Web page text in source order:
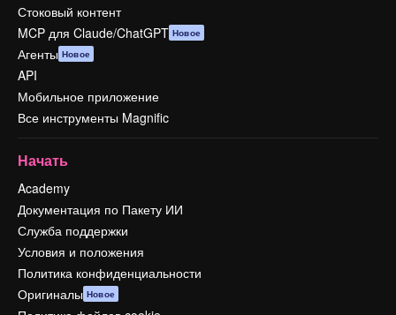
Стоковый контент
MCP для Claude/ChatGPT Новое
Агенты Новое
API
Мобильное приложение
Все инструменты Magnific
Начать
Academy
Документация по Пакету ИИ
Служба поддержки
Условия и положения
Политика конфиденциальности
Оригиналы Новое